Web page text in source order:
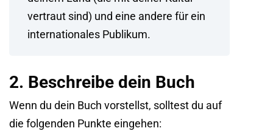
vertraut sind) und eine andere für ein
internationales Publikum.
2. Beschreibe dein Buch
Wenn du dein Buch vorstellst, solltest du auf
die folgenden Punkte eingehen: